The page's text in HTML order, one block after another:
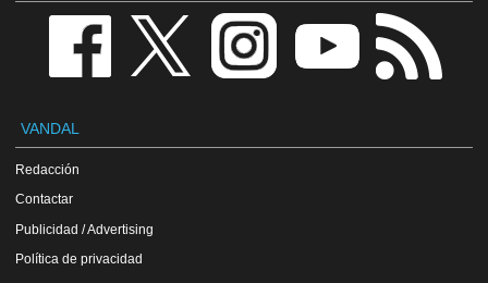
VANDAL
Redacción
Contactar
Publicidad / Advertising
Política de privacidad